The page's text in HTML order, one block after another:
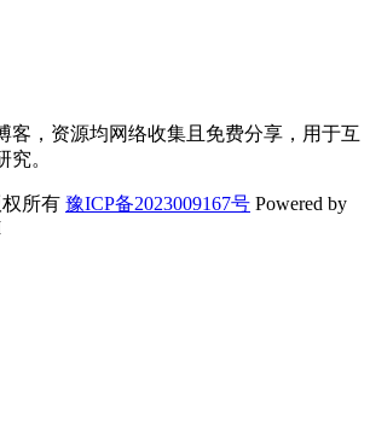
客，资源均网络收集且免费分享，用于互
。
权所有 豫ICP备2023009167号 Powered by